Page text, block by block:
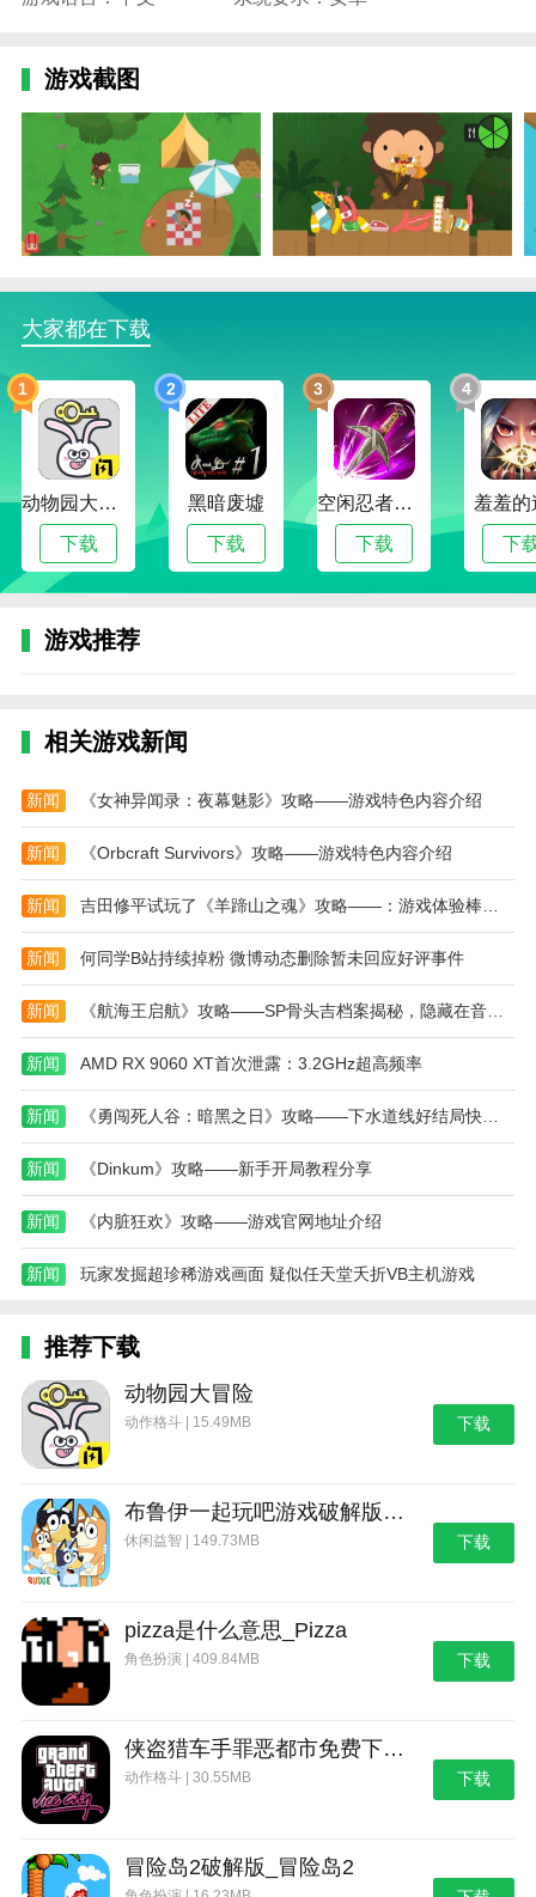
挑战内容。
3、游戏中的所有角色都是卡通的形象设计，可以
为玩家带来不一样的体验。
4、只有更加熟练的掌控角色的移动方向，玩家才
可以获得更多的胜利。
1、开局第一天从小木屋起床，向右走找河狸领取
背包。
2、选一个自己喜欢的颜色，完成后继续向右前往
营地偷食物。
3、注意躲开戴草帽的护林员，千万别被抓住。
4、偷偷从游客的箱子、篮子以及路子上拿食物，
还有房车和冰箱，垃圾桶也不要放过。
5、在桌子上吃这些食物可以快速回复饥饿度，再
将剩余的全部卖给家门口的熊就能赚取金币，找到红色
宝箱也能额外获得一些金币。
7、攒够金币可以在河狸商店购买衣服，这样就不
捣蛋大脚怪游戏吓唬5个镇民攻略
1、首先玩家来到市政厅对面的草丛里和狐狸对
话。
2、在树洞购买钥匙然后偷车进入城镇。
3、来到城镇后先进入咖啡馆。
4、在背包里换上野人衣服然后在咖啡馆吓走所有
客人。
5、当警察来了的时候直接躲到厕所里等警察离
开。
6、吓唬5个镇民后就可以获得狐狸的金币奖励。
本站为您提供捣蛋大脚怪 正版的 手机游戏 ，欢迎
大家记住本站网址，本站是您下载安卓手游app最好的
网站！
版无限金币下载)
野外生存的世界游戏攻略综合篇(模拟野外生存游戏大全)
游戏截图
大家都在下载
1
动物园大冒险
下载
2
黑暗废墟
下载
3
空闲忍者传奇
下载
4
羞羞的
下
游戏推荐
相关游戏新闻
新闻 《女神异闻录：夜幕魅影》攻略——游戏特色内容介绍
新闻 《Orbcraft Survivors》攻略——游戏特色内容介绍
新闻 吉田修平试玩了《羊蹄山之魂》攻略——：游戏体验棒极了
新闻 何同学B站持续掉粉 微博动态删除暂未回应好评事件
新闻 《航海王启航》攻略——SP骨头吉档案揭秘，隐藏在音符中的致命杀机！
新闻 AMD RX 9060 XT首次泄露：3.2GHz超高频率
新闻 《勇闯死人谷：暗黑之日》攻略——下水道线好结局快速攻略分享
新闻 《Dinkum》攻略——新手开局教程分享
新闻 《内脏狂欢》攻略——游戏官网地址介绍
新闻 玩家发掘超珍稀游戏画面 疑似任天堂夭折VB主机游戏
推荐下载
动物园大冒险
动作格斗 | 15.49MB 下载
布鲁伊一起玩吧游戏破解版_布鲁伊：一起玩吧
休闲益智 | 149.73MB 下载
pizza是什么意思_Pizza
角色扮演 | 409.84MB 下载
侠盗猎车手罪恶都市免费下载_侠盗猎车手：罪恶都市
动作格斗 | 30.55MB 下载
冒险岛2破解版_冒险岛2